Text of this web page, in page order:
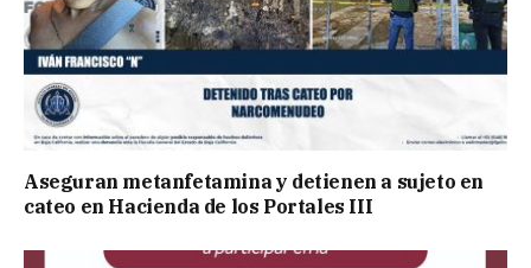
Aseguran metanfetamina y detienen a sujeto en
cateo en Hacienda de los Portales III